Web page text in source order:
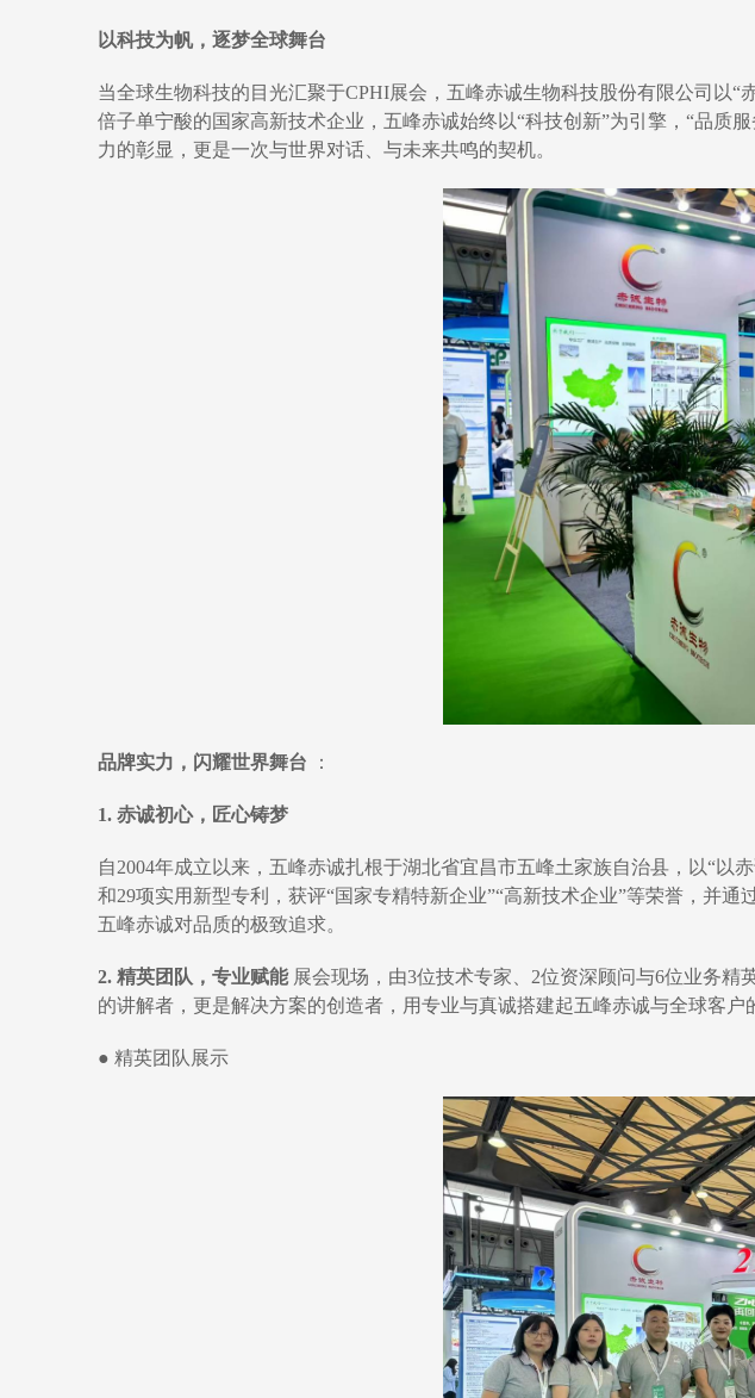
以科技为帆，逐梦全球舞台
当全球生物科技的目光汇聚于CPHI展会，五峰赤诚生物科技股份有限公司以
倍子单宁酸的国家高新技术企业，五峰赤诚始终以“科技创新”为引擎，“品质
力的彰显，更是一次与世界对话、与未来共鸣的契机。
品牌实力，闪耀世界舞台 ：
1. 赤诚初心，匠心铸梦
自2004年成立以来，五峰赤诚扎根于湖北省宜昌市五峰土家族自治县，以“以
和29项实用新型专利，获评“国家专精特新企业”“高新技术企业”等荣誉，并
五峰赤诚对品质的极致追求。
2. 精英团队，专业赋能展会现场，由3位技术专家、2位资深顾问与6位业务精
的讲解者，更是解决方案的创造者，用专业与真诚搭建起五峰赤诚与全球客户
● 精英团队展示